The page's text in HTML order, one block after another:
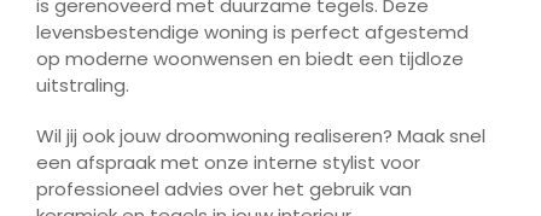
levensbestendige woning is perfect afgestemd
op moderne woonwensen en biedt een tijdloze
uitstraling.
Wil jij ook jouw droomwoning realiseren? Maak snel
een afspraak met onze interne stylist voor
professioneel advies over het gebruik van